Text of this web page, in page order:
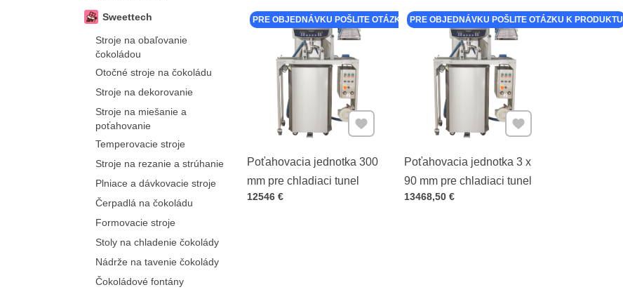
Poťahovacia jednotka 300
mm pre chladiaci tunel
Cena s DPH
12546 €
PRE OBJEDNÁVKU POŠLITE OTÁZKU K PRODUKTU
Pridať k Obľúbeným
Poťahovacia jednotka 3 x
90 mm pre chladiaci tunel
Cena s DPH
13468,50 €
PRE OBJEDNÁVKU POŠLITE OTÁZKU K PRODUKTU
Pridať k Obľúbeným
Sweettech
Stroje na obaľovanie
čokoládou
Otočné stroje na čokoládu
Stroje na dekorovanie
Stroje na miešanie a
poťahovanie
Temperovacie stroje
Stroje na rezanie a strúhanie
Plniace a dávkovacie stroje
Čerpadlá na čokoládu
Formovacie stroje
Stoly na chladenie čokolády
Nádrže na tavenie čokolády
Čokoládové fontány